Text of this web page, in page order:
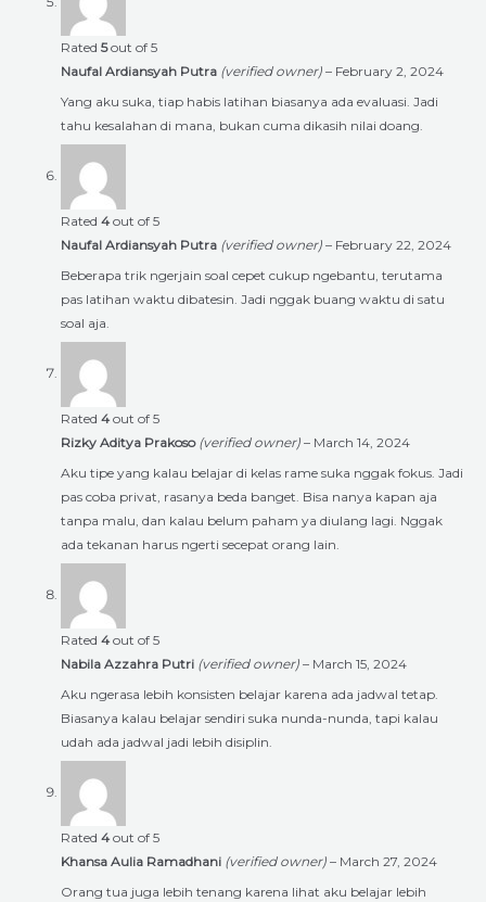
Rated 5out of 5
Naufal Ardiansyah Putra (verified owner) – February 2, 2024
Yang aku suka, tiap habis latihan biasanya ada evaluasi. Jadi
tahu kesalahan di mana, bukan cuma dikasih nilai doang.
Rated 4 out of 5
Naufal Ardiansyah Putra (verified owner) – February 22, 2024
Beberapa trik ngerjain soal cepet cukup ngebantu, terutama
pas latihan waktu dibatesin. Jadi nggak buang waktu di satu
soal aja.
Rated 4 out of 5
Rizky Aditya Prakoso (verified owner) – March 14, 2024
Aku tipe yang kalau belajar di kelas rame suka nggak fokus. Jadi
pas coba privat, rasanya beda banget. Bisa nanya kapan aja
tanpa malu, dan kalau belum paham ya diulang lagi. Nggak
ada tekanan harus ngerti secepat orang lain.
Rated 4 out of 5
Nabila Azzahra Putri (verified owner) – March 15, 2024
Aku ngerasa lebih konsisten belajar karena ada jadwal tetap.
Biasanya kalau belajar sendiri suka nunda-nunda, tapi kalau
udah ada jadwal jadi lebih disiplin.
Rated 4 out of 5
Khansa Aulia Ramadhani (verified owner) – March 27, 2024
Orang tua juga lebih tenang karena lihat aku belajar lebih